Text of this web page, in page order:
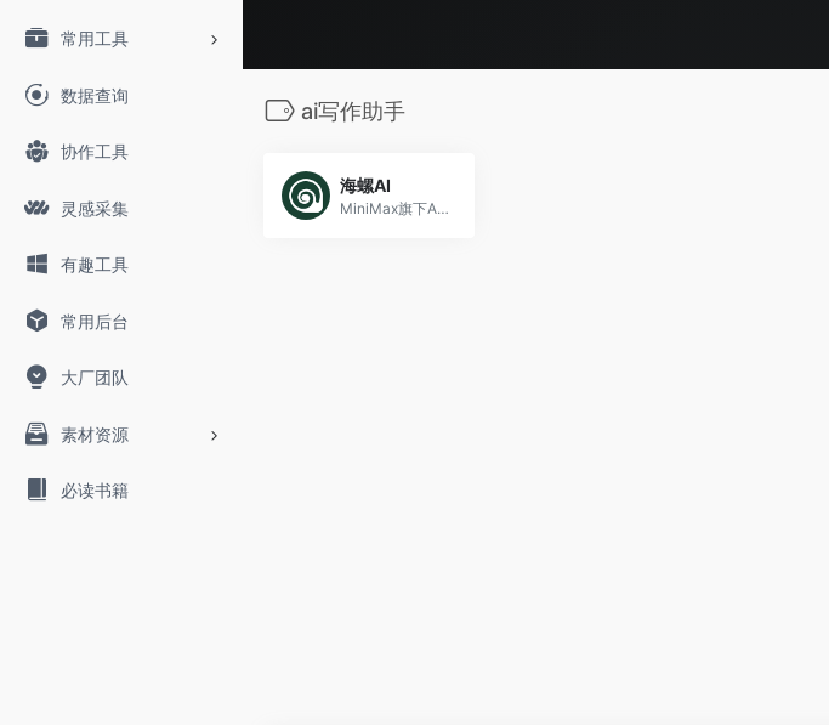
常用工具
数据查询
协作工具
灵感采集
有趣工具
常用后台
大厂团队
素材资源
必读书籍
ai写作助手
海螺AI
MiniMax旗下AI视频工具